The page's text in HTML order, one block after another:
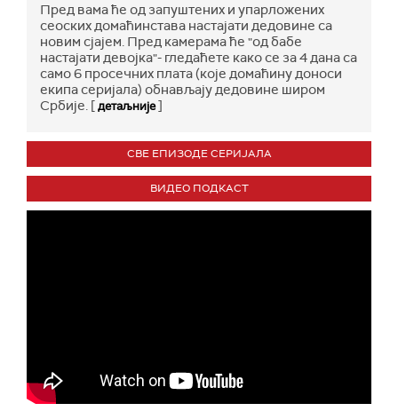
Пред вама ће од запуштених и упарложених
сеоских домаћинстава настајати дедовине са
новим сјајем. Пред камерама ће "од бабе
настајати девојка"- гледаћете како се за 4 дана са
само 6 просечних плата (које домаћину доноси
екипа серијала) обнављају дедовине широм
Србије. [детаљније]
СВЕ ЕПИЗОДЕ СЕРИЈАЛА
ВИДЕО ПОДКАСТ